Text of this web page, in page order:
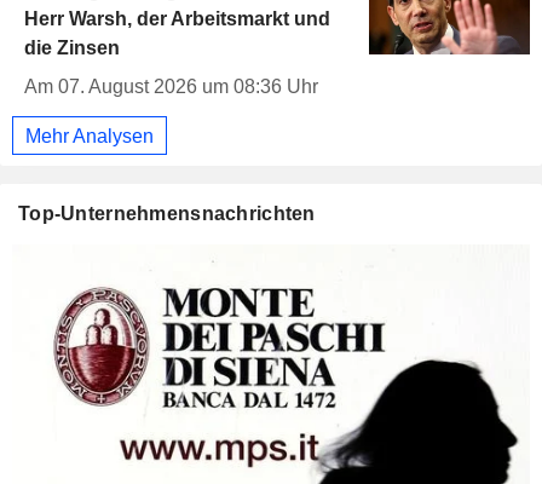
Herr Warsh, der Arbeitsmarkt und
die Zinsen
Am 07. August 2026 um 08:36 Uhr
Mehr Analysen
Top-Unternehmensnachrichten